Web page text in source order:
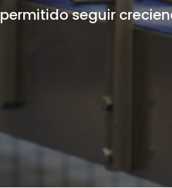
permitido seguir